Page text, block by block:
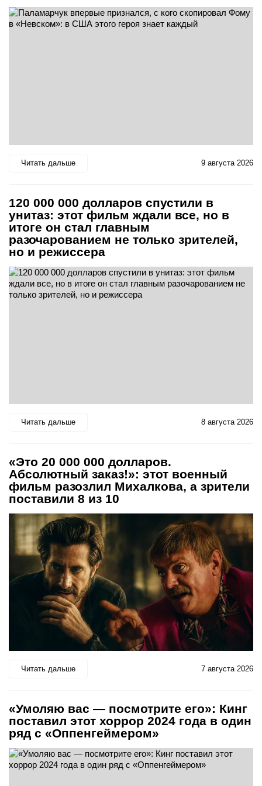
Читать дальше 9 августа 2026
120 000 000 долларов спустили в
унитаз: этот фильм ждали все, но в
итоге он стал главным
разочарованием не только зрителей,
но и режиссера
Читать дальше 8 августа 2026
«Это 20 000 000 долларов.
Абсолютный заказ!»: этот военный
фильм разозлил Михалкова, а зрители
поставили 8 из 10
Читать дальше 7 августа 2026
«Умоляю вас — посмотрите его»: Кинг
поставил этот хоррор 2024 года в один
ряд с «Оппенгеймером»